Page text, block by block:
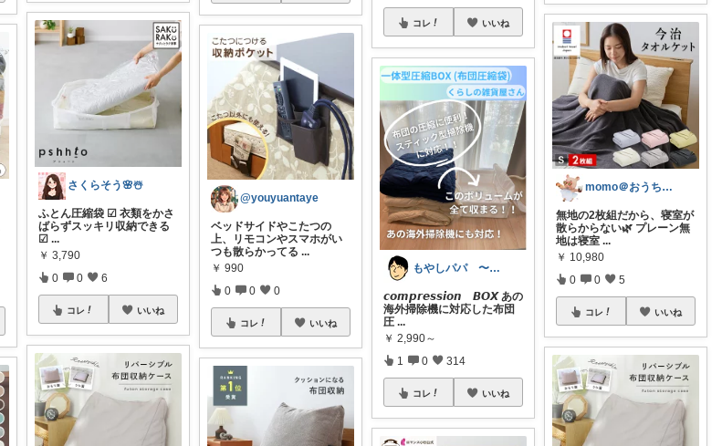
さくらそう‪🌸☃️
ふとん圧縮袋 ☑︎ 衣類をかさ
ばらずスッキリ収納できる
☑︎...
￥ 3,790
0 0 6
コレ いいね
@youyuantaye
ベッドサイドやこたつの
上、リモコンやスマホがい
つも散らかってる ...
￥ 990
0 0 0
コレ いいね
コレ いいね
もやしパパ 〜育児・生活・雑貨〜
𝙘𝙤𝙢𝙥𝙧𝙚𝙨𝙨𝙞𝙤𝙣 𝘽𝙊𝙓 あの
海外掃除機に対応した布団
圧 ...
￥ 2,990～
1 0 314
コレ いいね
momo＠おうち大好き💛
無地の2枚組だから、寝室が
散らからない🌿 プレーン無
地は寝室 ...
￥ 10,980
0 0 5
コレ いいね